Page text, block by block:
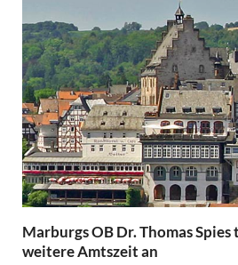
Marburgs OB Dr. Thomas
weitere Amtszeit an